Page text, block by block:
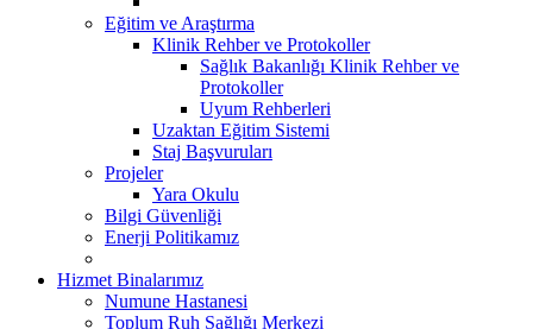
Eğitim ve Araştırma
Klinik Rehber ve Protokoller
Sağlık Bakanlığı Klinik Rehber ve
Protokoller
Uyum Rehberleri
Uzaktan Eğitim Sistemi
Staj Başvuruları
Projeler
Yara Okulu
Bilgi Güvenliği
Enerji Politikamız
Hizmet Binalarımız
Numune Hastanesi
Toplum Ruh Sağlığı Merkezi